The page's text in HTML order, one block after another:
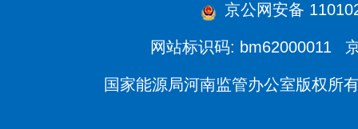
京公网安备
网站标识码: bm62000011
国家能源局河南监管办公室版权所